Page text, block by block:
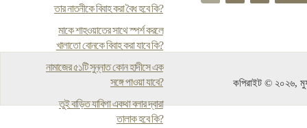
তার নাতনীকে বিবাহ করা বৈধ হবে কি?
মাকে শাহওয়াতের সাথে স্পর্শ করলে
খালাতো বোনকে বিবাহ করা যাবে কি?
নামাজের ৫১টি সুন্নাত কোন হাদীসে এক
সঙ্গে পাওয়া যাবে?
তুই বাড়িত যাবিগা একথা বলার দ্বারা
তালাক হবে কি?
কপিরাইট © ২০২৬,